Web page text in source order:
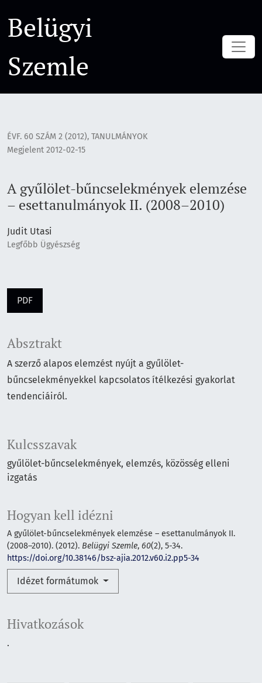
Belügyi
Szemle
ÉVF. 60 SZÁM 2 (2012), TANULMÁNYOK
A gyűlölet-bűncselekmények elemzése
– esettanulmányok II. (2008–2010)
Megjelent 2012-02-15
Judit Utasi
Legfőbb Ügyészség
PDF
Kulcsszavak
gyűlölet-bűncselekmények elemzés közösség elleni
izgatás
Hogyan kell idézni
A gyűlölet-bűncselekmények elemzése – esettanulmányok II.
(2008–2010). (2012). Belügyi Szemle, 60(2), 5-34.
https://doi.org/10.38146/bsz-ajia.2012.v60.i2.pp5-34
Idézet formátumok
Absztrakt
A szerző alapos elemzést nyújt a gyűlölet-
bűncselekményekkel kapcsolatos ítélkezési gyakorlat
tendenciáiról.
Hivatkozások
.